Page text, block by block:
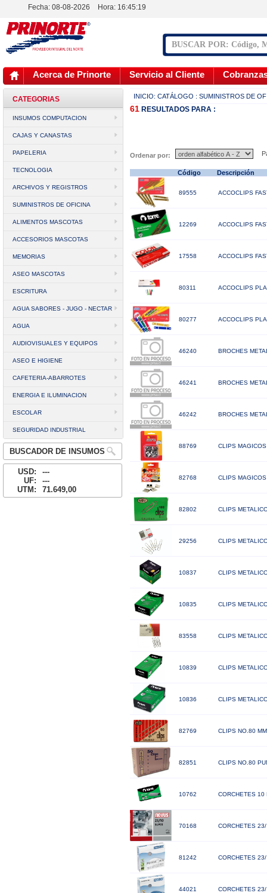
Fecha: 08-08-2026 Hora: 16:45:20
Acerca de Prinorte Servicio al Cliente
CATEGORIAS
INSUMOS COMPUTACION
CAJAS Y CANASTAS
PAPELERIA
TECNOLOGIA
ARCHIVOS Y REGISTROS
SUMINISTROS DE OFICINA
ALIMENTOS MASCOTAS
ACCESORIOS MASCOTAS
MEMORIAS
ASEO MASCOTAS
ESCRITURA
AGUA SABORES - JUGO - NECTAR
AGUA
AUDIOVISUALES Y EQUIPOS
ASEO E HIGIENE
CAFETERIA-ABARROTES
ENERGIA E ILUMINACION
ESCOLAR
SEGURIDAD INDUSTRIAL
BUSCADOR DE INSUMOS
USD:
---
UF:
---
UTM:
71.649,00
INICIO: CATÁLOGO : SUMINISTROS DE
61 RESULTADOS PARA :
Ordenar por:
Código Descripción
89555 ACCOCLIPS
12269 ACCOCLIPS
17558 ACCOCLIPS
80311 ACCOCLIPS
80277 ACCOCLIPS
46240 BROCHES
46241 BROCHES
46242 BROCHES
88769 CLIPS
82768 CLIPS
82802 CLIPS
29256 CLIPS
10837 CLIPS
10835 CLIPS
83558 CLIPS
10839 CLIPS
10836 CLIPS
82769 CLIPS NO.80
82851 CLIPS NO.80
10762 CORCHETES
70168 CORCHETES
81242 CORCHETES
44021 CORCHETES